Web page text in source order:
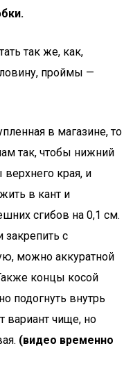
.
так же, как,
проймы —
в магазине, то
так, чтобы нижний
края, и
в кант и
сгибов на 0,1 см.
с
можно аккуратной
концы косой
подогнуть внутрь
вариант чище, но
(видео временно